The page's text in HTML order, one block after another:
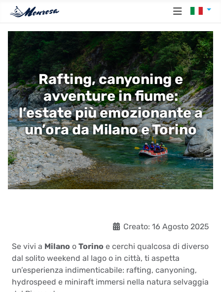
Rafting, canyoning e
avventure in fiume:
l’estate più emozionante a
un’ora da Milano e Torino
Creato: 16 Agosto 2025
Se vivi a Milano o Torino e cerchi qualcosa di diverso
dal solito weekend al lago o in città, ti aspetta
un’esperienza indimenticabile: rafting, canyoning,
hydrospeed e miniraft immersi nella natura selvaggia